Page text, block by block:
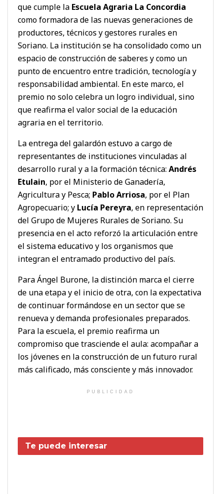
que cumple la Escuela Agraria La Concordia
como formadora de las nuevas generaciones de
productores, técnicos y gestores rurales en
Soriano. La institución se ha consolidado como un
espacio de construcción de saberes y como un
punto de encuentro entre tradición, tecnología y
responsabilidad ambiental. En este marco, el
premio no solo celebra un logro individual, sino
que reafirma el valor social de la educación
agraria en el territorio.
La entrega del galardón estuvo a cargo de
representantes de instituciones vinculadas al
desarrollo rural y a la formación técnica: Andrés
Etulain, por el Ministerio de Ganadería,
Agricultura y Pesca; Pablo Arriosa, por el Plan
Agropecuario; y Lucía Pereyra, en representación
del Grupo de Mujeres Rurales de Soriano. Su
presencia en el acto reforzó la articulación entre
el sistema educativo y los organismos que
integran el entramado productivo del país.
Para Ángel Burone, la distinción marca el cierre
de una etapa y el inicio de otra, con la expectativa
de continuar formándose en un sector que se
renueva y demanda profesionales preparados.
Para la escuela, el premio reafirma un
compromiso que trasciende el aula: acompañar a
los jóvenes en la construcción de un futuro rural
más calificado, más consciente y más innovador.
PUBLICIDAD
Te puede interesar